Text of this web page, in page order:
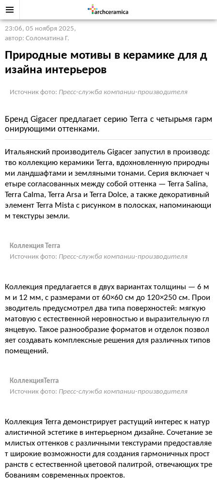
23:06, 05 ноября 2025,
автор: Соломатина Г.
Природные мотивы в керамике для д
изайна интерьеров
Источник фото: Пресс-служба компании-производителя
Бренд Gigacer предлагает серию Terra с четырьмя гарм
онирующими оттенками.
Итальянский производитель Gigacer запустил в производс
тво коллекцию керамики Terra, вдохновленную природны
ми ландшафтами и земляными тонами. Серия включает ч
етыре согласованных между собой оттенка — Terra Salina,
Terra Calma, Terra Arsa и Terra Dolce, а также декоративный
элемент Terra Mista с рисунком в полосках, напоминающи
м текстуры земли.
Коллекция Terra
Источник фото: Пресс-служба компании-производителя
Коллекция предлагается в двух вариантах толщины — 6 м
м и 12 мм, с размерами от 60×60 см до 120×250 см. Прои
зводитель предусмотрел два типа поверхностей: мягкую
матовую с естественной неровностью и выразительную гл
янцевую. Такое разнообразие форматов и отделок позвол
яет создавать комплексные решения для различных типов
помещений.
КоллекцияTerra
Источник фото: Пресс-служба компании-производителя
Коллекция Terra демонстрирует растущий интерес к натур
алистичной эстетике в интерьерном дизайне. Сочетание зе
млистых оттенков с различными текстурами предоставляе
т широкие возможности для создания гармоничных прост
ранств с естественной цветовой палитрой, отвечающих тре
бованиям современных проектов.